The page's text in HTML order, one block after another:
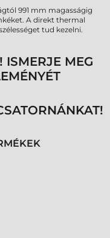
991 mm magasságig
A direkt thermal
tud kezelni.
ISMERJE MEG